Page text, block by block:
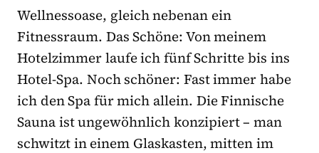
Wellnessoase, gleich nebenan ein
Fitnessraum. Das Schöne: Von meinem
Hotelzimmer laufe ich fünf Schritte bis ins
Hotel-Spa. Noch schöner: Fast immer habe
ich den Spa für mich allein. Die Finnische
Sauna ist ungewöhnlich konzipiert – man
schwitzt in einem Glaskasten, mitten im